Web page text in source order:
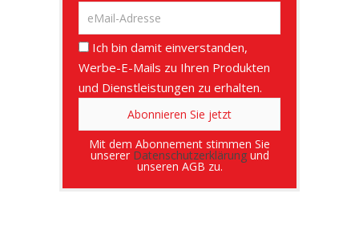
Ich bin damit einverstanden,
Werbe-E-Mails zu Ihren Produkten
und Dienstleistungen zu erhalten.
Mit dem Abonnement stimmen Sie
unserer Datenschutzerklärungund
unseren AGB zu.